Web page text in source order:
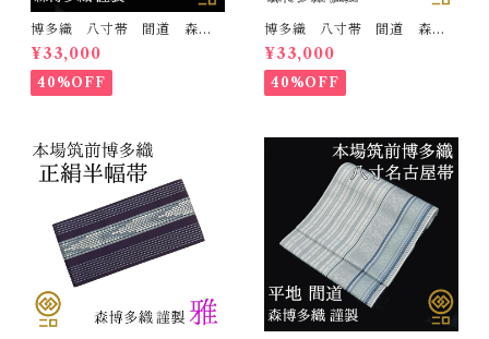
博多織 八寸帯 間道 森博
多織 正絹 日本製 未仕立
て 名古屋帯
¥33,000
40%OFF
博多織 八寸帯 間道 森博
多織 正絹 日本製 未仕立
て 名古屋帯
¥33,000
40%OFF